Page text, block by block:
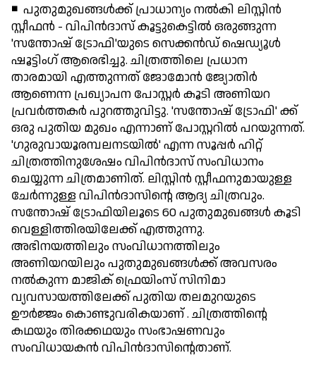
◾ പുതുമുഖങ്ങള്‍ക്ക് പ്രാധാന്യം നല്‍കി ലിസ്റ്റിന്‍
സ്റ്റീഫന്‍ - വിപിന്‍ദാസ് കൂട്ടുകെട്ടില്‍ ഒരുങ്ങുന്ന
'സന്തോഷ് ട്രോഫി'യുടെ സെക്കന്‍ഡ് ഷെഡ്യൂള്‍
ഷൂട്ടിംഗ് ആരെഭിച്ചു. ചിത്രത്തിലെ പ്രധാന
താരമായി എത്തുന്നത് ജോമോന്‍ ജ്യോതിര്‍
ആണെന്ന പ്രഖ്യാപന പോസ്റ്റര്‍ കൂടി അണിയറ
പ്രവര്‍ത്തകര്‍ പുറത്തുവിട്ടു. 'സന്തോഷ് ട്രോഫി' ക്ക്
ഒരു പുതിയ മുഖം എന്നാണ് പോസ്റ്ററില്‍ പറയുന്നത്.
'ഗുരുവായൂരമ്പലനടയില്‍' എന്ന സൂപ്പര്‍ ഹിറ്റ്
ചിത്രത്തിനുശേഷം വിപിന്‍ദാസ് സംവിധാനം
ചെയ്യുന്ന ചിത്രമാണിത്. ലിസ്റ്റിന്‍ സ്റ്റീഫനുമായുള്ള
ചേര്‍ന്നുള്ള വിപിന്‍ദാസിന്റെ ആദ്യ ചിത്രവും.
സന്തോഷ് ട്രോഫിയിലൂടെ 60 പുതുമുഖങ്ങള്‍ കൂടി
വെള്ളിത്തിരയിലേക്ക് എത്തുന്നു.
അഭിനയത്തിലും സംവിധാനത്തിലും
അണിയറയിലും പുതുമുഖങ്ങള്‍ക്ക് അവസരം
നല്‍കുന്ന മാജിക് ഫ്രെയിംസ് സിനിമാ
വ്യവസായത്തിലേക്ക് പുതിയ തലമുറയുടെ
ഊര്‍ജ്ജം കൊണ്ടുവരികയാണ് . ചിത്രത്തിന്റെ
കഥയും തിരക്കഥയും സംഭാഷണവും
സംവിധായകന്‍ വിപിന്‍ദാസിന്റെതാണ്.